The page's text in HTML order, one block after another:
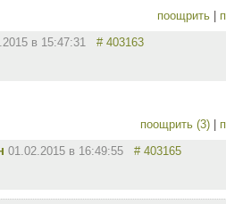
поощрить |
в 15:47:31 # 403163
поощрить (3) |
01.02.2015 в 16:49:55 # 403165